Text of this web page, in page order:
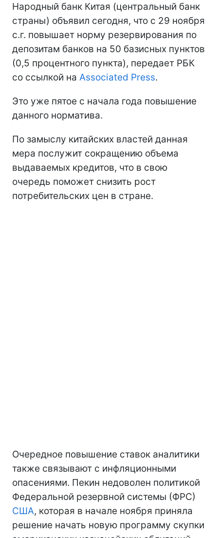
Народный банк Китая (центральный банк
страны) объявил сегодня, что с 29 ноября
с.г. повышает норму резервирования по
депозитам банков на 50 базисных пунктов
(0,5 процентного пункта), передает РБК
со ссылкой на Associated Press.
Это уже пятое с начала года повышение
данного норматива.
По замыслу китайских властей данная
мера послужит сокращению объема
выдаваемых кредитов, что в свою
очередь поможет снизить рост
потребительских цен в стране.
Очередное повышение ставок аналитики
также связывают с инфляционными
опасениями. Пекин недоволен политикой
Федеральной резервной системы (ФРС)
США, которая в начале ноября приняла
решение начать новую программу скупки